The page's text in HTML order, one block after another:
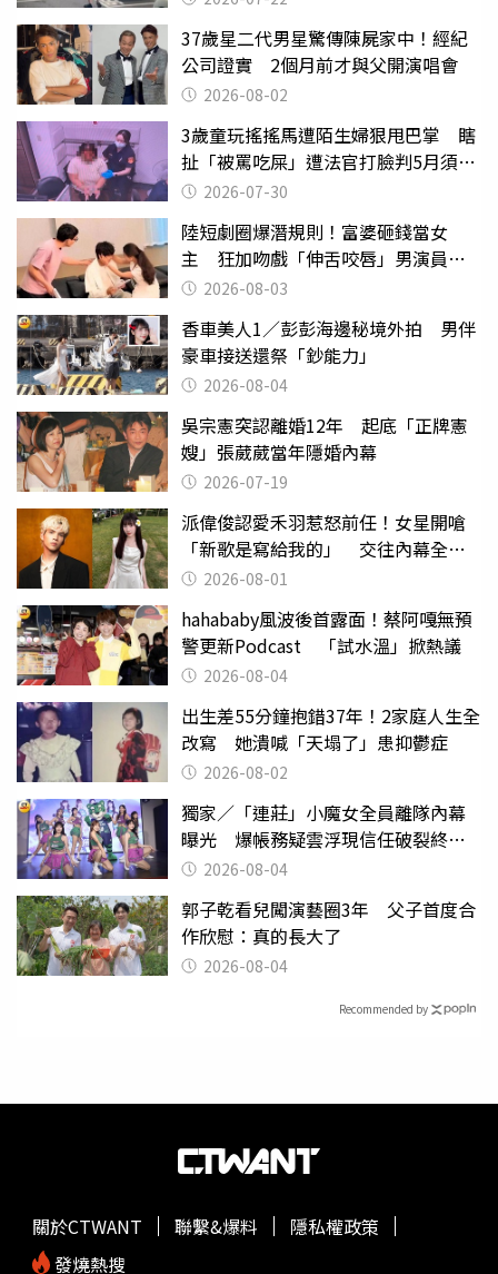
37歲星二代男星驚傳陳屍家中！經紀
公司證實 2個月前才與父開演唱會
2026-08-02
3歲童玩搖搖馬遭陌生婦狠甩巴掌 瞎
扯「被罵吃屎」遭法官打臉判5月須入
監 2026-07-30
陸短劇圈爆潛規則！富婆砸錢當女
主 狂加吻戲「伸舌咬唇」男演員崩
潰 2026-08-03
香車美人1／彭彭海邊秘境外拍 男伴
豪車接送還祭「鈔能力」
2026-08-04
吳宗憲突認離婚12年 起底「正牌憲
嫂」張葳葳當年隱婚內幕
2026-07-19
派偉俊認愛禾羽惹怒前任！女星開嗆
「新歌是寫給我的」 交往內幕全說
了 2026-08-01
hahababy風波後首露面！蔡阿嘎無預
警更新Podcast 「試水溫」掀熱議
2026-08-04
出生差55分鐘抱錯37年！2家庭人生全
改寫 她潰喊「天塌了」患抑鬱症
2026-08-02
獨家／「連莊」小魔女全員離隊內幕
曝光 爆帳務疑雲浮現信任破裂終止
合作！
2026-08-04
郭子乾看兒闖演藝圈3年 父子首度合
作欣慰：真的長大了
2026-08-04
Recommended by
關於CTWANT 聯繫&爆料
隱私權政策
發燒熱搜